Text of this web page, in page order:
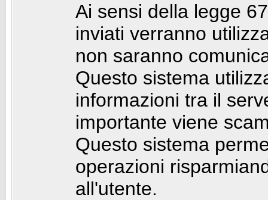
Ai sensi della legge
inviati verranno
non saranno
Questo sistema
informazioni tra il
importante viene
Questo sistema
operazioni
all'utente.